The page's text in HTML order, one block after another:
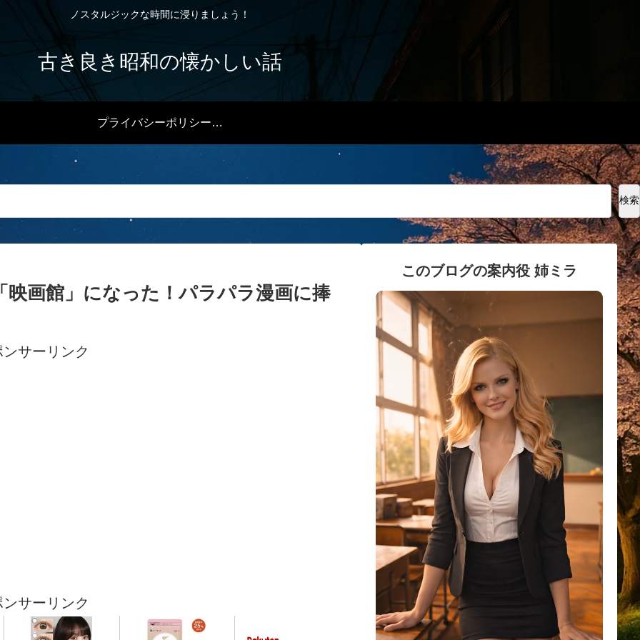
ノスタルジックな時間に浸りましょう！
古き良き昭和の懐かしい話
プライバシーポリシー・免責事項
検索
画館」になった！パラパラ漫画に捧
サーリンク
サーリンク
このブログの案内役 姉ミラ